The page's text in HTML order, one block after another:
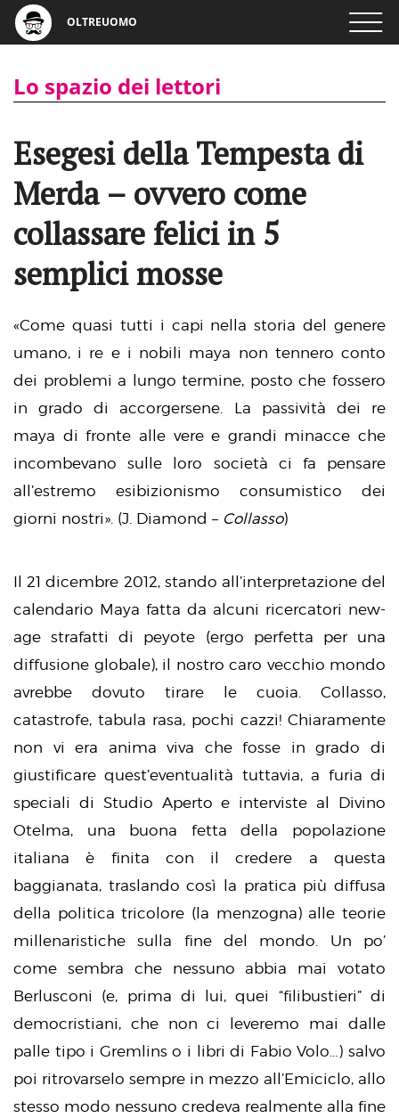
OLTREUOMO
Lo spazio dei lettori
Esegesi della Tempesta di
Merda – ovvero come
collassare felici in 5
semplici mosse
«Come quasi tutti i capi nella storia del genere
umano, i re e i nobili maya non tennero conto
dei problemi a lungo termine, posto che fossero
in grado di accorgersene. La passività dei re
maya di fronte alle vere e grandi minacce che
incombevano sulle loro società ci fa pensare
all’estremo esibizionismo consumistico dei
giorni nostri». (J. Diamond – Collasso)
Il 21 dicembre 2012, stando all’interpretazione del
calendario Maya fatta da alcuni ricercatori new-
age strafatti di peyote (ergo perfetta per una
diffusione globale), il nostro caro vecchio mondo
avrebbe dovuto tirare le cuoia. Collasso,
catastrofe, tabula rasa, pochi cazzi! Chiaramente
non vi era anima viva che fosse in grado di
giustificare quest’eventualità tuttavia, a furia di
speciali di Studio Aperto e interviste al Divino
Otelma, una buona fetta della popolazione
italiana è finita con il credere a questa
baggianata, traslando così la pratica più diffusa
della politica tricolore (la menzogna) alle teorie
millenaristiche sulla fine del mondo. Un po’
come sembra che nessuno abbia mai votato
Berlusconi (e, prima di lui, quei “filibustieri” di
democristiani, che non ci leveremo mai dalle
palle tipo i Gremlins o i libri di Fabio Volo…) salvo
poi ritrovarselo sempre in mezzo all’Emiciclo, allo
stesso modo nessuno credeva realmente alla fine